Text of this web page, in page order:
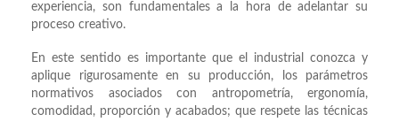
experiencia, son fundamentales a la hora de adelantar su
proceso creativo.
En este sentido es importante que el industrial conozca y
aplique rigurosamente en su producción, los parámetros
normativos asociados con antropometría, ergonomía,
comodidad, proporción y acabados; que respete las técnicas